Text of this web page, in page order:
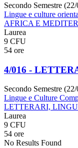
Secondo Semestre
Lingue e culture
AFRICA E
Laurea
9 CFU
54 ore
4/016 -
Secondo Semestre
Lingue e Culture
LETTERARI,
Laurea
9 CFU
54 ore
No Results Found